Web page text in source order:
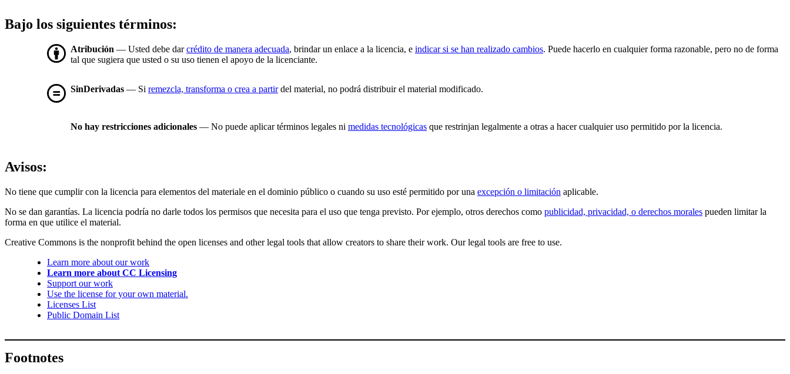
Bajo los siguientes términos:
Atribución — Usted debe darcrédito de manera adecuada, brindar un enlace a la licencia, e indicar si se han realizado cambios. Puede hacerlo en cualquier forma razonable, pero no de forma
tal que sugiera que usted o su uso tienen el apoyo de la licenciante.
SinDerivadas — Si remezcla, transforma o crea a partirdel material, no podrá distribuir el material modificado.
No hay restricciones adicionales — No puede aplicar términos legales ni medidas tecnológicas que restrinjan legalmente a otras a hacer cualquier uso permitido por la licencia.
Avisos:
No tiene que cumplir con la licencia para elementos del materiale en el dominio público o cuando su uso esté permitido por una excepción o limitación aplicable.
No se dan garantías. La licencia podría no darle todos los permisos que necesita para el uso que tenga previsto. Por ejemplo, otros derechos como publicidad, privacidad, o derechos morales pueden limitar la
forma en que utilice el material.
Creative Commons is the nonprofit behind the open licenses and other legal tools that allow creators to share their work. Our legal tools are free to use.
Learn more about our work
Learn more about CC Licensing
Support our work
Use the license for your own material.
Licenses List
Public Domain List
Footnotes